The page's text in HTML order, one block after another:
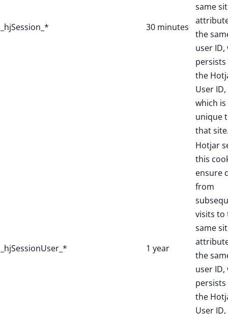
_hjSession_* 30 minutes
same
the
user ID,
persists
the
User ID,
which is
unique
that
_hjSessionUser_* 1 year
Hotjar
this
ensure
from
visits to
same
the
user ID,
persists
the
User ID,